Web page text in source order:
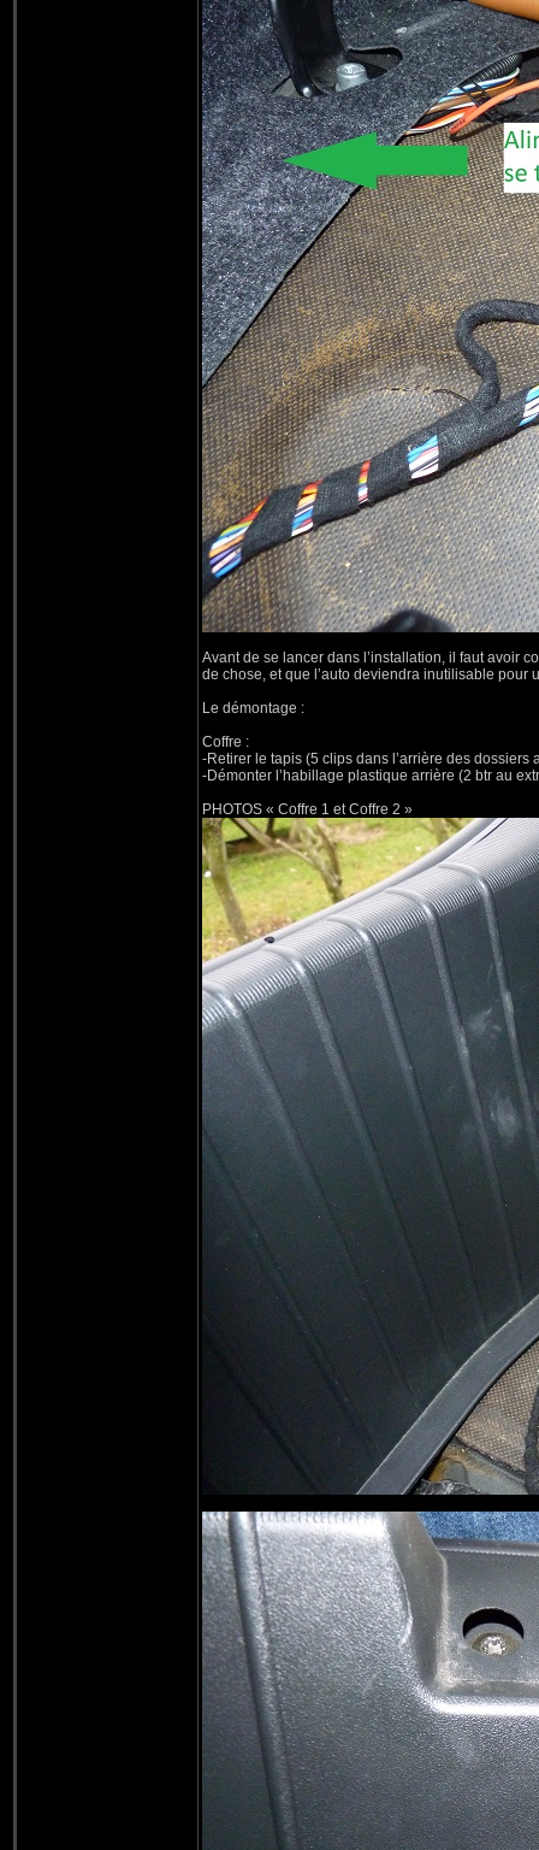
Avant de se lancer dans l’installation, il faut avoir
de chose, et que l’auto deviendra inutilisable pour
Le démontage :
Coffre :
-Retirer le tapis (5 clips dans l’arrière des dossiers
-Démonter l’habillage plastique arrière (2 btr au
PHOTOS « Coffre 1 et Coffre 2 »